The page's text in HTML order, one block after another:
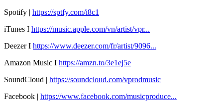
Spotify | https://sptfy.com/i8c1
iTunes I https://music.apple.com/vn/artist/vpr...
Deezer I https://www.deezer.com/fr/artist/9096...
Amazon Music I https://amzn.to/3e1ej5e​
SoundCloud | https://soundcloud.com/vprodmusic
Facebook | https://www.facebook.com/musicproduce...